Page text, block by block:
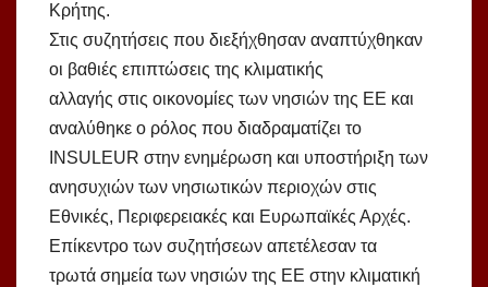
Κρήτης.
Στις συζητήσεις που διεξήχθησαν αναπτύχθηκαν
οι βαθιές επιπτώσεις της κλιματικής
αλλαγής στις οικονομίες των νησιών της ΕΕ και
αναλύθηκε ο ρόλος που διαδραματίζει το
INSULEUR στην ενημέρωση και υποστήριξη των
ανησυχιών των νησιωτικών περιοχών στις
Εθνικές, Περιφερειακές και Ευρωπαϊκές Αρχές.
Επίκεντρο των συζητήσεων απετέλεσαν τα
τρωτά σημεία των νησιών της ΕΕ στην κλιματική